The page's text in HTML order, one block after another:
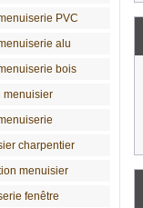
PVC
alu
bois
menuisier
charpentier
menuisier
fenêtre